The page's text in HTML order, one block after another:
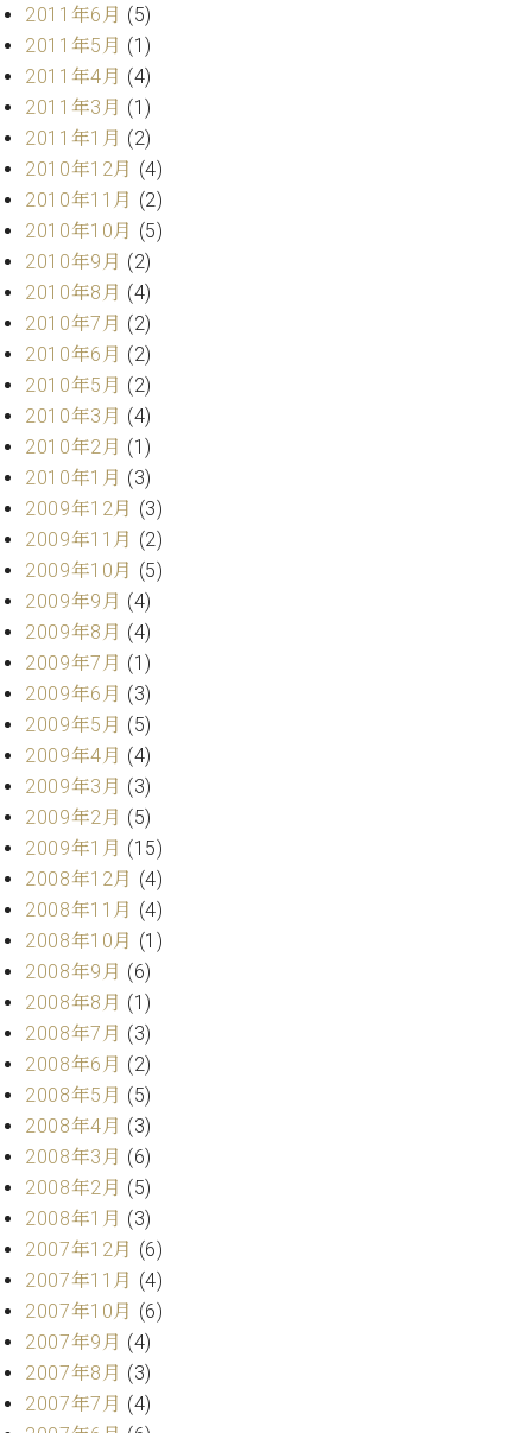
2011年6月 (5)
2011年5月 (1)
2011年4月 (4)
2011年3月 (1)
2011年1月 (2)
2010年12月 (4)
2010年11月 (2)
2010年10月 (5)
2010年9月 (2)
2010年8月 (4)
2010年7月 (2)
2010年6月 (2)
2010年5月 (2)
2010年3月 (4)
2010年2月 (1)
2010年1月 (3)
2009年12月 (3)
2009年11月 (2)
2009年10月 (5)
2009年9月 (4)
2009年8月 (4)
2009年7月 (1)
2009年6月 (3)
2009年5月 (5)
2009年4月 (4)
2009年3月 (3)
2009年2月 (5)
2009年1月 (15)
2008年12月 (4)
2008年11月 (4)
2008年10月 (1)
2008年9月 (6)
2008年8月 (1)
2008年7月 (3)
2008年6月 (2)
2008年5月 (5)
2008年4月 (3)
2008年3月 (6)
2008年2月 (5)
2008年1月 (3)
2007年12月 (6)
2007年11月 (4)
2007年10月 (6)
2007年9月 (4)
2007年8月 (3)
2007年7月 (4)